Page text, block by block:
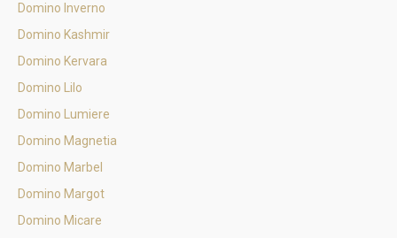
Domino Inverno
Domino Kashmir
Domino Kervara
Domino Lilo
Domino Lumiere
Domino Magnetia
Domino Marbel
Domino Margot
Domino Micare